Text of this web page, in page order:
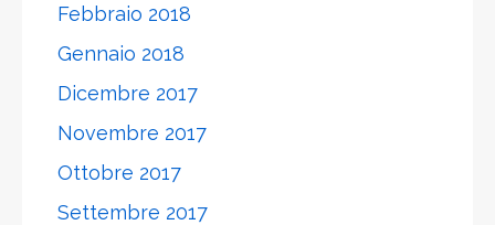
Febbraio 2018
Gennaio 2018
Dicembre 2017
Novembre 2017
Ottobre 2017
Settembre 2017